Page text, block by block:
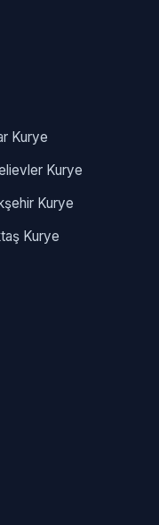
Kurye
Kurye
Kurye
Kurye